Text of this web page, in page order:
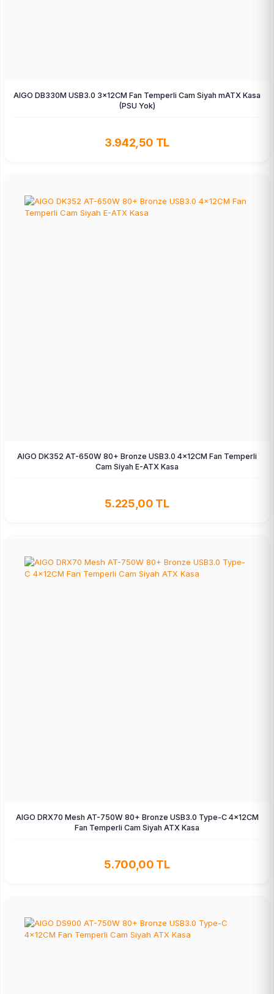
AIGO DB330M USB3.0 3×12CM Fan Temperli Cam Siyah mATX Kasa
(PSU Yok)
3.942,50 TL
AIGO DK352 AT-650W 80+ Bronze USB3.0 4×12CM Fan Temperli
Cam Siyah E-ATX Kasa
5.225,00 TL
AIGO DRX70 Mesh AT-750W 80+ Bronze USB3.0 Type-C 4×12CM
Fan Temperli Cam Siyah ATX Kasa
5.700,00 TL